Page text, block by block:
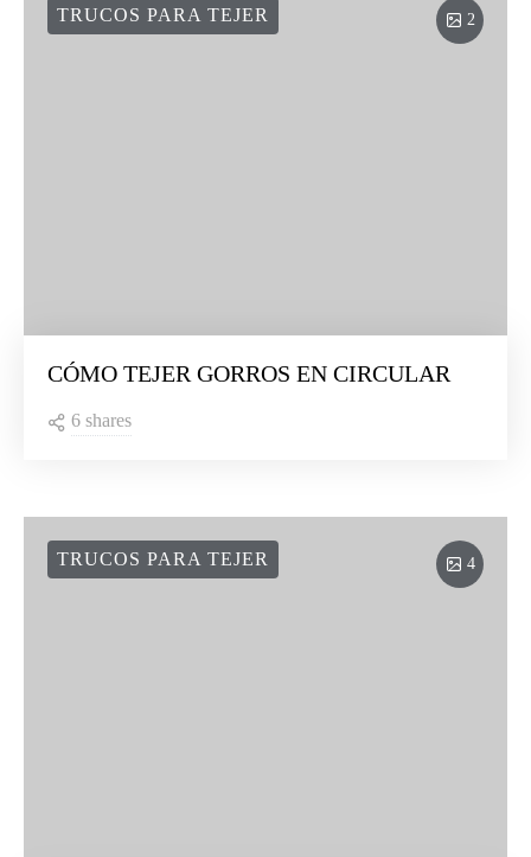
2
TRUCOS PARA TEJER
CÓMO TEJER GORROS EN CIRCULAR
6 shares
4
TRUCOS PARA TEJER